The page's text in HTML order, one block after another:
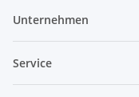
Unternehmen
Service